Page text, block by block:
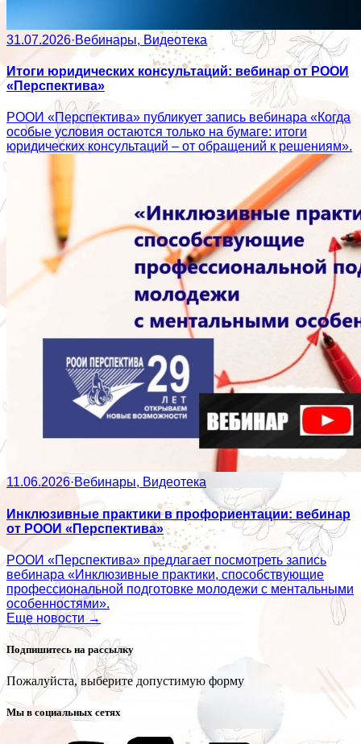
31.07.2026·Вебинары, Видеотека
Итоги юридических консультаций: вебинар от РООИ
«Перспектива»
РООИ «Перспектива» публикует запись вебинара «Когда
особые условия остаются только на бумаге: итоги
юридических консультаций – от обращений к решениям».
11.06.2026·Вебинары, Видеотека
Инклюзивные практики в профориентации: вебинар
от РООИ «Перспектива»
РООИ «Перспектива» предлагает посмотреть запись
вебинара «Инклюзивные практики, способствующие
профессиональной подготовке молодежи с ментальными
особенностями».
Еще новости →
Подпишитесь на рассылку
Пожалуйста, выберите допустимую форму
Мы в социальных сетях